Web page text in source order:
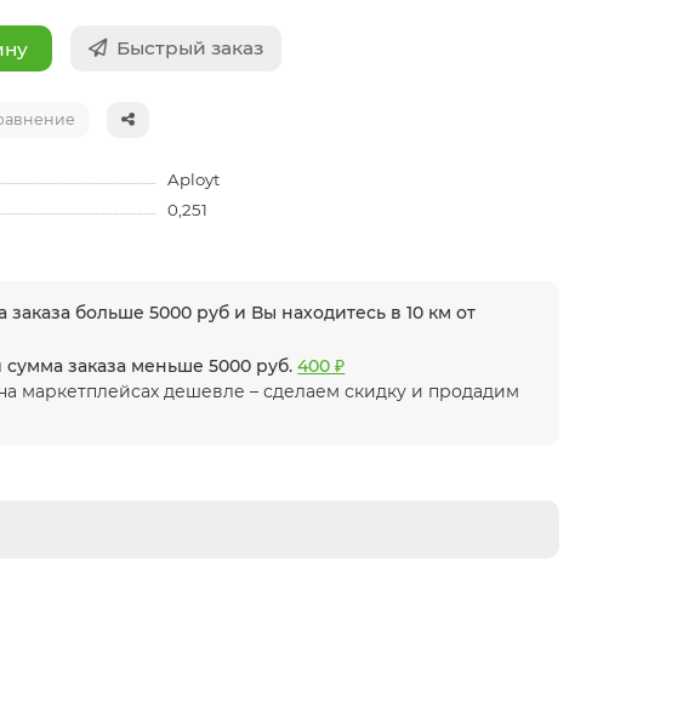
Быстрый заказ
Aployt
0,251
заказа больше 5000 руб и Вы находитесь в 10 км от
сумма заказа меньше 5000 руб.400 ₽
маркетплейсах дешевле – сделаем скидку и продадим